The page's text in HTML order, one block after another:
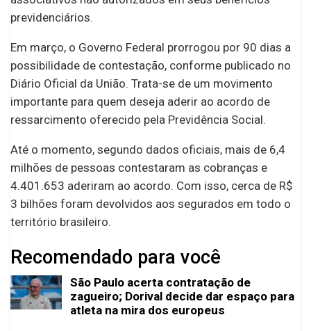
previdenciários.
Em março, o Governo Federal prorrogou por 90 dias a
possibilidade de contestação, conforme publicado no
Diário Oficial da União. Trata-se de um movimento
importante para quem deseja aderir ao acordo de
ressarcimento oferecido pela Previdência Social.
Até o momento, segundo dados oficiais, mais de 6,4
milhões de pessoas contestaram as cobranças e
4.401.653 aderiram ao acordo. Com isso, cerca de R$
3 bilhões foram devolvidos aos segurados em todo o
território brasileiro.
Recomendado para você
São Paulo acerta contratação de
zagueiro; Dorival decide dar espaço para
atleta na mira dos europeus